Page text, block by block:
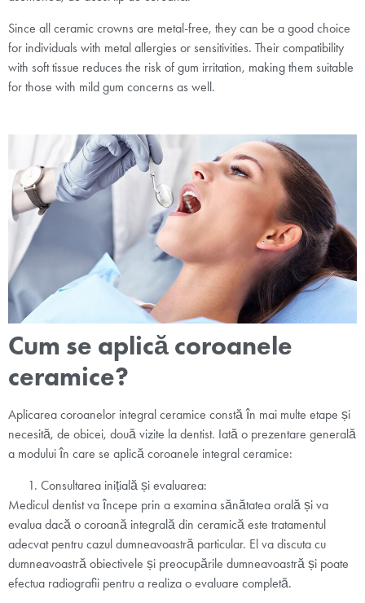
Since all ceramic crowns are metal-free, they can be a good choice
for individuals with metal allergies or sensitivities. Their compatibility
with soft tissue reduces the risk of gum irritation, making them suitable
for those with mild gum concerns as well.
Cum se aplică coroanele
ceramice?
Aplicarea coroanelor integral ceramice constă în mai multe etape și
necesită, de obicei, două vizite la dentist. Iată o prezentare generală
a modului în care se aplică coroanele integral ceramice:
Consultarea inițială și evaluarea:
Medicul dentist va începe prin a examina sănătatea orală și va
evalua dacă o coroană integrală din ceramică este tratamentul
adecvat pentru cazul dumneavoastră particular. El va discuta cu
dumneavoastră obiectivele și preocupările dumneavoastră și poate
efectua radiografii pentru a realiza o evaluare completă.